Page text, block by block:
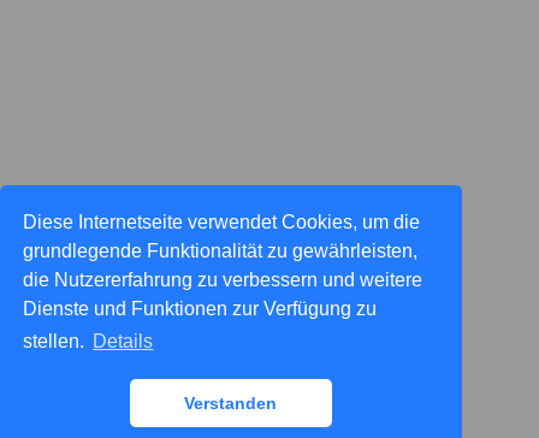
Diese Internetseite verwendet Cookies, um die
grundlegende Funktionalität zu gewährleisten,
die Nutzererfahrung zu verbessern und weitere
Dienste und Funktionen zur Verfügung zu
stellen. Details
Verstanden